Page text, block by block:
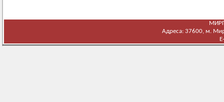
Адреса: 37600, м.